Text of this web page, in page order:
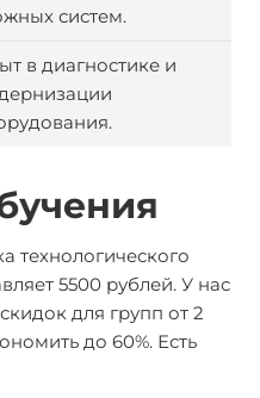
систем.
в диагностике и
технологического
5500 рублей. У нас
для групп от 2
до 60%. Есть